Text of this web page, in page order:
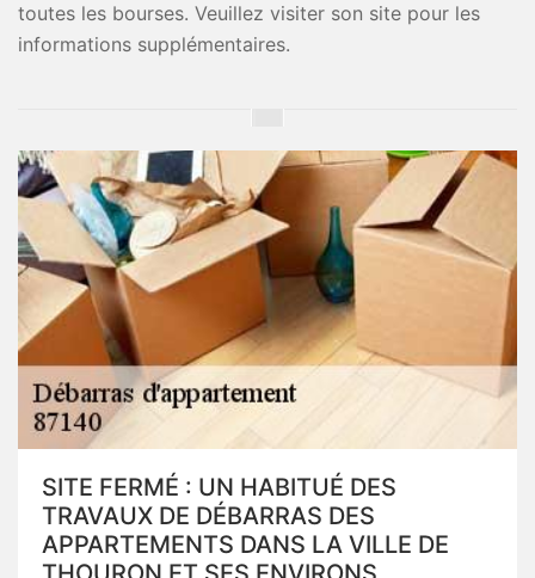
toutes les bourses. Veuillez visiter son site pour les
informations supplémentaires.
SITE FERMÉ : UN HABITUÉ DES
TRAVAUX DE DÉBARRAS DES
APPARTEMENTS DANS LA VILLE DE